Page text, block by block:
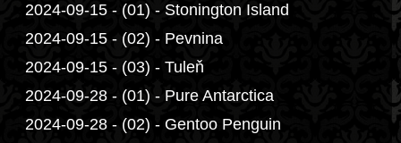
2024-09-15 - (01) - Stonington Island
2024-09-15 - (02) - Pevnina
2024-09-15 - (03) - Tuleň
2024-09-28 - (01) - Pure Antarctica
2024-09-28 - (02) - Gentoo Penguin